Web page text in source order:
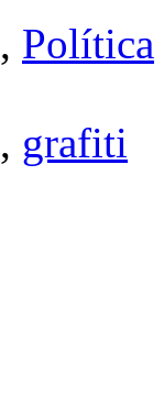
, Política
, grafiti